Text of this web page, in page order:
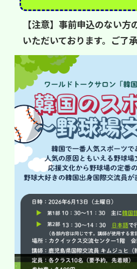
【注意】事前申込のない方
いただいております。ご了